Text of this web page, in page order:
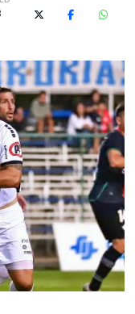
X (Twitter)Facebook